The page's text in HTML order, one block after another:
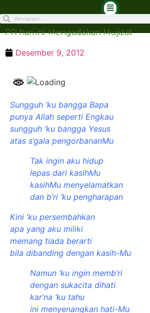
PR hari ini: Mengadakan Mujizat
Desember 9, 2012
Sungguh ‘ku bangga Bapa
punya Allah seperti Engkau
sungguh ‘ku bangga Yesus
atas s’gala pengorbananMu
Tak ingin aku hidup
lepas dari kasihMu
kasihMu menyelamatkan
dan b’ri ‘ku pengharapan
Kini ‘ku persembahkan
apa yang aku miliki
memang tiada berarti
bila dibanding dengan kasih-Mu
Namun ‘ku ingin memb’ri
dengan sukacita dihati
kar’na ‘ku tahu
ini menyenangkan hati-Mu